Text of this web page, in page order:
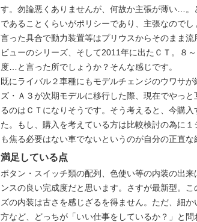
す。勿論悪くありませんが、何故か主張が薄い…
であることくらいがポリシーであり、主張なので
言った具合で動力装置等はプリウスからそのまま
ビューのシリーズ、そして2011年に出たＣＴ。８
度…と言った所でしょうか？そんな感じです。
既にライバル２車種にもモデルチェンジのウワサ
ズ・Ａ３が次期モデルに移行した際、現在でやっ
るのはＣＴになりそうです。そう考えると、今購
た。もし、購入を考えている方は比較検討の為に
も焦る必要はない車でないというのが自分の正直な
満足している点
ボタン・スイッチ類の配列、色使い等の内装の出
ンスの良い完成度だと思います。さすが最新型。
ズの内装は古さを感じざるを得ません。ただ、細
方など、どっちが「いい仕事をしているか？」と